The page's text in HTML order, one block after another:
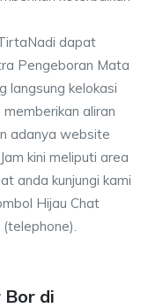
dapat
Pengeboran Mata
langsung kelokasi
aliran
adanya website
kini meliputi area
anda kunjungi kami
Hijau Chat
di